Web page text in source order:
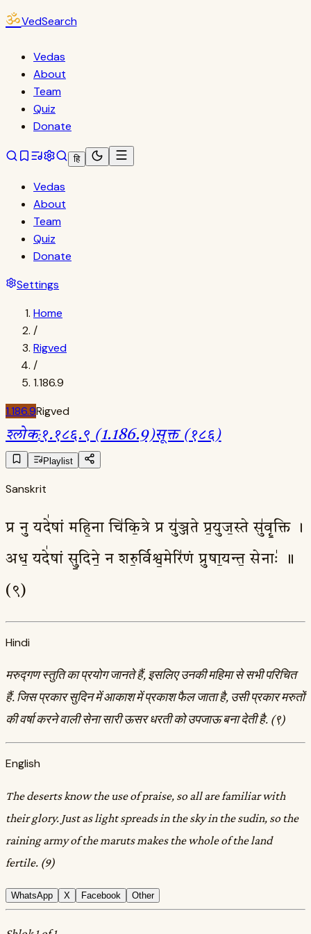
ॐVedSearch
Vedas
About
Team
Quiz
Donate
हि
Vedas
About
Team
Quiz
Donate
Settings
Home
/
Rigved
/
1.186.9
1.186.9Rigved
श्लोक:१.१८६.९ (1.186.9)सूक्त (१८६)
Playlist
Sanskrit
प्र नु यदे॑षां महि॒ना चि॑कि॒त्रे प्र यु॑ञ्जते प्र॒युज॒स्ते सु॑वृ॒क्ति ।
अध॒ यदे॑षां सु॒दिने॒ न शरु॒र्विश्व॒मेरि॑णं प्रुषा॒यन्त॒ सेनाः॑ ॥
(९)
Hindi
मरुद्गण स्तुति का प्रयोग जानते हैं, इसलिए उनकी महिमा से सभी परिचित
हैं. जिस प्रकार सुदिन में आकाश में प्रकाश फैल जाता है, उसी प्रकार मरुतों
की वर्षा करने वाली सेना सारी ऊसर धरती को उपजाऊ बना देती है. (९)
English
The deserts know the use of praise, so all are familiar with
their glory. Just as light spreads in the sky in the sudin, so the
raining army of the maruts makes the whole of the land
fertile. (9)
WhatsApp X Facebook Other